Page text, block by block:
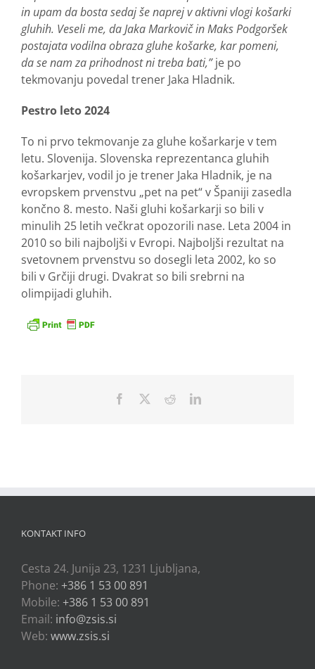
in upam da bosta sedaj še naprej v aktivni vlogi košarki
gluhih. Veseli me, da Jaka Markovič in Maks Podgoršek
postajata vodilna obraza gluhe košarke, kar pomeni,
da se nam za prihodnost ni treba bati,”je po
tekmovanju povedal trener Jaka Hladnik.
Pestro leto 2024
To ni prvo tekmovanje za gluhe košarkarje v tem
letu. Slovenija. Slovenska reprezentanca gluhih
košarkarjev, vodil jo je trener Jaka Hladnik, je na
evropskem prvenstvu „pet na pet“ v Španiji zasedla
končno 8. mesto. Naši gluhi košarkarji so bili v
minulih 25 letih večkrat opozorili nase. Leta 2004 in
2010 so bili najboljši v Evropi. Najboljši rezultat na
svetovnem prvenstvu so dosegli leta 2002, ko so
bili v Grčiji drugi. Dvakrat so bili srebrni na
olimpijadi gluhih.
Facebook RedditLinkedIn
KONTAKT INFO
Cesta 24. Junija 23, 1231 Ljubljana,
Phone: +386 1 53 00 891
Mobile: +386 1 53 00 891
Email: info@zsis.si
Web: www.zsis.si